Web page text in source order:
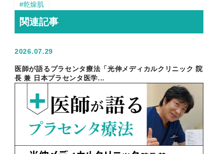
#乾燥肌
関連記事
2026.07.29
医師が語るプラセンタ療法「光伸メディカルクリニック 院
長 兼 日本プラセンタ医学...